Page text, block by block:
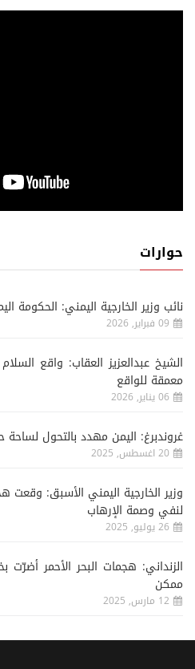
حوارات
نائب وزير الخارجية اليمني: الحكومة
09 فبراير, 2026
الشيخ عبدالعزيز العقاب: واقع
معمقة للواقع
06 يناير, 2026
غروندبرغ: اليمن مهدد بالتحول لساحة
20 اغسطس, 2025
وزير الخارجية اليمني الأسبق:
لنفي وصمة الإرهاب
26 يوليو, 2025
الزنداني: هجمات البحر الأحمر أضرّت
ممكن
12 مارس, 2025